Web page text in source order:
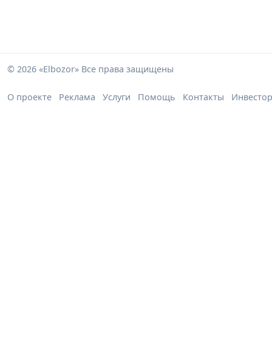
© 2026 «Elbozor» Все права защищены
О проекте Реклама Услуги Помощь Контакты